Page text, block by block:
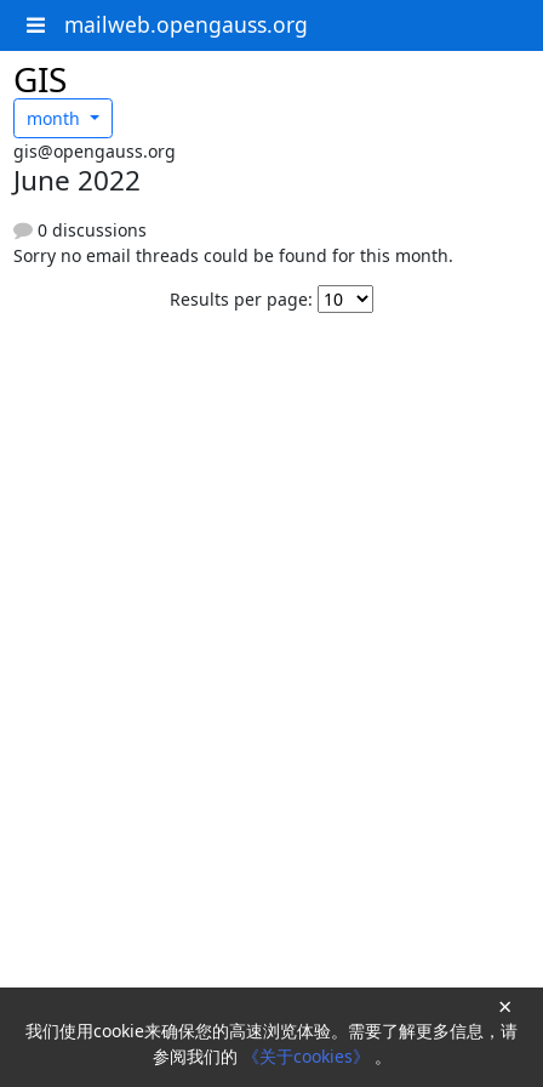
mailweb.opengauss.org
GIS
month
gis@opengauss.org
June 2022
0 discussions
Sorry no email threads could be found for this month.
Results per page:
Powered byHyperKitty
我们使用cookie来确保您的高速浏览体验。需要了解更多信息，请
参阅我们的
《关于cookies》 。
×